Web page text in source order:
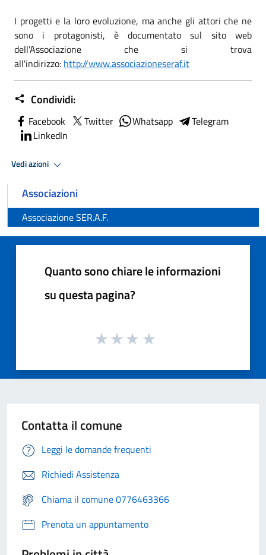
I progetti e la loro evoluzione, ma anche gli attori che ne
sono i protagonisti, è documentato sul sito web
dell'Associazione che si trova
all'indirizzo: http://www.associazioneseraf.it
Condividi:
Facebook Twitter Whatsapp
Telegram
LinkedIn
Vedi azioni
Associazioni
Associazione SER.A.F.
Quanto sono chiare le informazioni
su questa pagina?
Contatta il comune
Leggi le domande frequenti
Richiedi Assistenza
Chiama il comune 0776463366
Prenota un appuntamento